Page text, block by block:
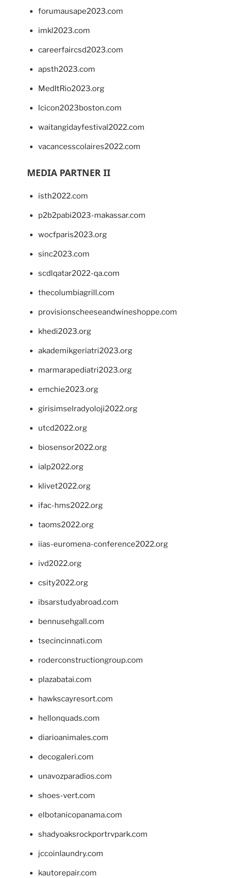
forumausape2023.com
imkl2023.com
careerfaircsd2023.com
apsth2023.com
MedItRio2023.org
lcicon2023boston.com
waitangidayfestival2022.com
vacancesscolaires2022.com
MEDIA PARTNER II
isth2022.com
p2b2pabi2023-makassar.com
wocfparis2023.org
sinc2023.com
scdlqatar2022-qa.com
thecolumbiagrill.com
provisionscheeseandwineshoppe.com
khedi2023.org
akademikgeriatri2023.org
marmarapediatri2023.org
emchie2023.org
girisimselradyoloji2022.org
utcd2022.org
biosensor2022.org
ialp2022.org
klivet2022.org
ifac-hms2022.org
taoms2022.org
iias-euromena-conference2022.org
ivd2022.org
csity2022.org
ibsarstudyabroad.com
bennusehgall.com
tsecincinnati.com
roderconstructiongroup.com
plazabatai.com
hawkscayresort.com
hellonquads.com
diarioanimales.com
decogaleri.com
unavozparadios.com
shoes-vert.com
elbotanicopanama.com
shadyoaksrockportrvpark.com
jccoinlaundry.com
kautorepair.com